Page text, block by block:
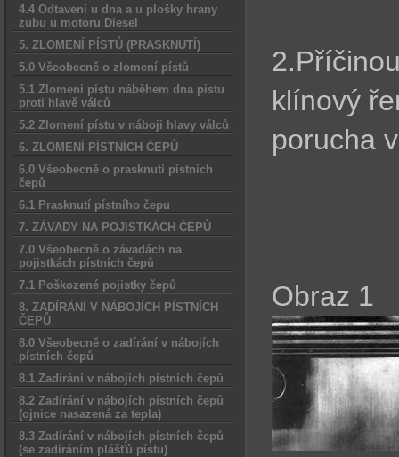
4.4 Odtavení u dna a u plošky hrany
zubu u motoru Diesel
5. ZLOMENÍ PÍSTŮ (PRASKNUTÍ)
5.0 Všeobecně o zlomení pístů
5.1 Zlomení pístu náběhem dna pístu
proti hlavě válců
5.2 Zlomení pístu v náboji hlavy válců
6. ZLOMENÍ PÍSTNÍCH ČEPŮ
6.0 Všeobecně o prasknutí pístních
čepů
6.1 Prasknutí pístního čepu
7. ZÁVADY NA POJISTKÁCH ČEPŮ
7.0 Všeobecně o závadách na
pojistkách pístních čepů
7.1 Poškozené pojistky čepů
8. ZADÍRÁNÍ V NÁBOJÍCH PÍSTNÍCH
ČEPŮ
8.0 Všeobecně o zadírání v nábojích
pístních čepů
8.1 Zadírání v nábojích pístních čepů
8.2 Zadírání v nábojích pístních čepů
(ojnice nasazená za tepla)
8.3 Zadírání v nábojích pístních čepů
(se zadíráním plášťů pístu)
klínový
porucha
Obraz 1